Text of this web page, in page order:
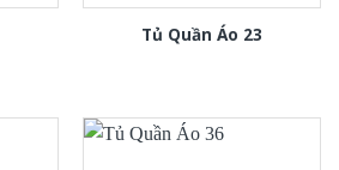
Tủ Quần Áo 23